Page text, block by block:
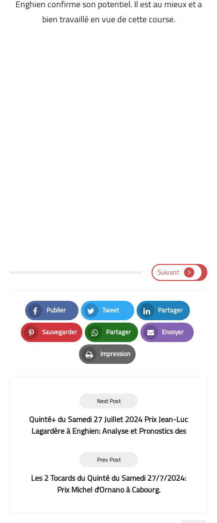
Enghien confirme son potentiel. Il est au mieux et a
bien travaillé en vue de cette course.
Suivant
Publier
Facebook
Tweet
Twitter
Partager
LinkedIn
Sauvegarder
Pinterest
Partager
Whatsapp
Envoyer
Email
Impression
Print
Next Post
Quinté+ du Samedi 27 Juillet 2024 Prix Jean-Luc
Lagardère à Enghien: Analyse et Pronostics des
Prev Post
Les 2 Tocards du Quinté du Samedi 27/7/2024:
Prix Michel d'Ornano à Cabourg.